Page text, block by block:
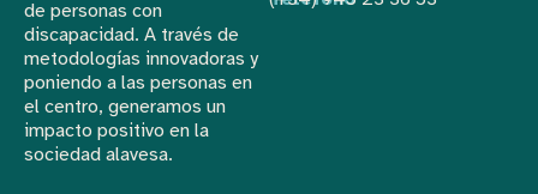
de personas con
discapacidad. A través de
metodologías innovadoras y
poniendo a las personas en
el centro, generamos un
impacto positivo en la
sociedad alavesa.